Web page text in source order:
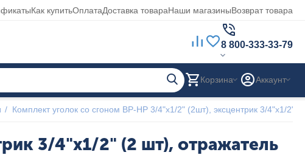
Как купитьОплатаДоставка товараНаши магазиныВозврат товара
8 800-333-33-79
Корзина Аккаунт
/ Комплект уголок со сгоном ВР-НР 3/4"х1/2" (2шт), эксцентрик 3/4"х1/2"
3/4"х1/2" (2 шт), отражатель